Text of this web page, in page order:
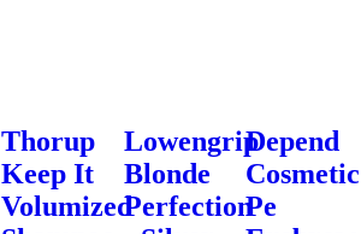
Thorup
Keep It
Volumized
Lowengrip
Blonde
Perfection
Depend
Cosmetic
Pe